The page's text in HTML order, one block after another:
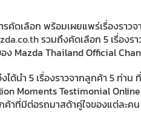
คัดเลือก พร้อมเผยแพร่เรื่องราวจ
รวมถึงคัดเลือก 5 เรื่อง
ง Mazda Thailand Official
ได้นำ 5 เรื่องราวจากลูกค้า 5 ท่า
Moments Testimonial
ค้าที่มีต่อรถมาสด้าคู่ใจของแต่ละคน